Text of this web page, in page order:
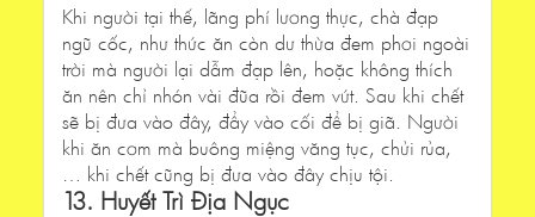
Khi người tại thế, lãng phí lương thực, chà đạp
ngũ cốc, như thức ăn còn dư thừa đem phơi ngoài
trời mà người lại dẫm đạp lên, hoặc không thích
ăn nên chỉ nhón vài đũa rồi đem vứt. Sau khi chết
sẽ bị đưa vào đây, đẩy vào cối để bị giã. Người
khi ăn cơm mà buông miệng văng tục, chửi rủa,
… khi chết cũng bị đưa vào đây chịu tội.
13. Huyết Trì Địa Ngục